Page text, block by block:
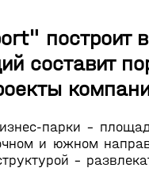
построит
составит
парки –
и южном
–